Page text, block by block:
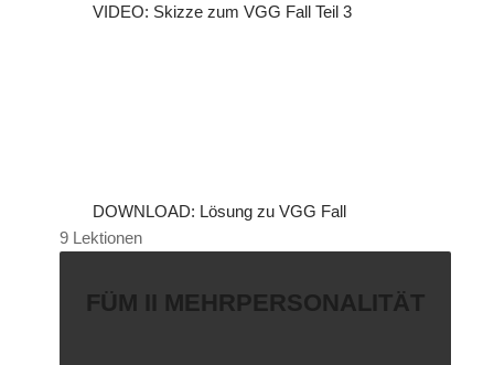
VIDEO: Skizze zum VGG Fall Teil 3
DOWNLOAD: Lösung zu VGG Fall
9 Lektionen
FÜM II MEHRPERSONALITÄT